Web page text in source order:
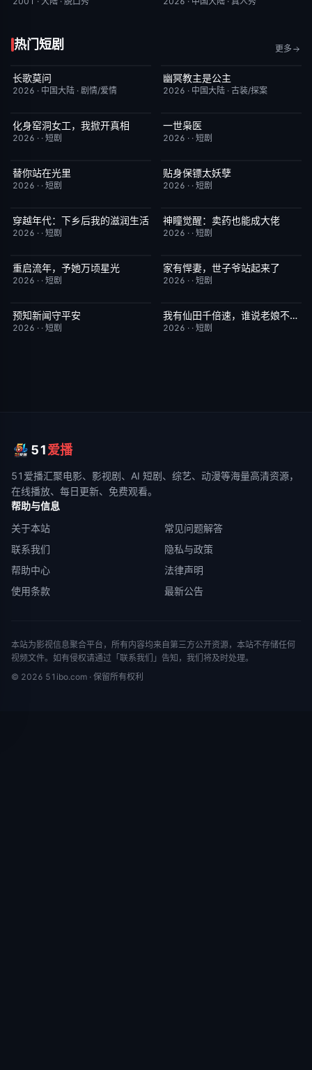
热门短剧 更多
已完结
长歌莫问
2026 · 中国大陆 · 剧情/爱情
已完结
幽冥教主是公主
2026 · 中国大陆 · 古装/探案
完结
化身窑洞女工，我掀开真相
2026 · · 短剧
完结
一世枭医
2026 · · 短剧
完结
替你站在光里
2026 · · 短剧
完结
贴身保镖太妖孽
2026 · · 短剧
完结 3.0
穿越年代：下乡后我的滋润生活
2026 · · 短剧
完结 7.0
神瞳觉醒：卖药也能成大佬
2026 · · 短剧
完结
重启流年，予她万顷星光
2026 · · 短剧
完结
家有悍妻，世子爷站起来了
2026 · · 短剧
完结
预知新闻守平安
2026 · · 短剧
完结 6.0我有仙田千倍速，谁说老娘不是仙
2026 · · 短剧
51爱播
51爱播汇聚电影、影视剧、AI 短剧、综艺、动漫等海量高清资源，
在线播放、每日更新、免费观看。
帮助与信息
关于本站
常见问题解答
联系我们
隐私与政策
帮助中心
法律声明
使用条款
最新公告
本站为影视信息聚合平台，所有内容均来自第三方公开资源，本站不存储任何
视频文件。如有侵权请通过「联系我们」告知，我们将及时处理。
© 2026 51ibo.com · 保留所有权利